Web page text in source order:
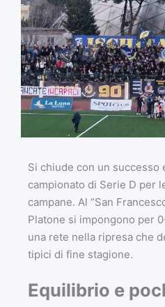
Si chiude con un successo
campionato di Serie D per
campane. Al “San
Platone si impongono per
una rete nella ripresa che
tipici di fine stagione.
Equilibrio e